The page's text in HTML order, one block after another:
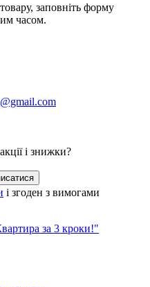
заповніть форму
часом.
і знижки?
і згоден з вимогами
за 3 кроки!"